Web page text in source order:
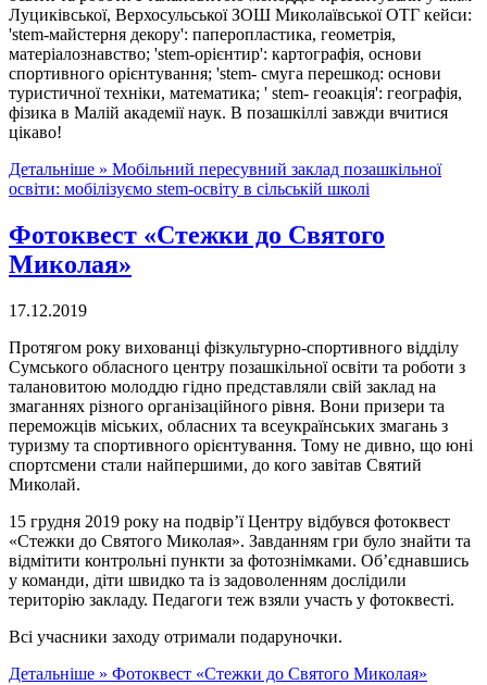
Луциківської, Верхосульської ЗОШ Миколаївської ОТГ кейси:
'stem-майстерня декору': паперопластика, геометрія,
матеріалознавство; 'stem-орієнтир': картографія, основи
спортивного орієнтування; 'stem- смуга перешкод: основи
туристичної техніки, математика; ' stem- геоакція': географія,
фізика в Малій академії наук. В позашкіллі завжди вчитися
цікаво!
Детальніше » Мобільний пересувний заклад позашкільної
освіти: мобілізуємо stem-освіту в сільській школі
Фотоквест «Стежки до Святого
Миколая»
17.12.2019
Протягом року вихованці фізкультурно-спортивного відділу
Сумського обласного центру позашкільної освіти та роботи з
талановитою молоддю гідно представляли свій заклад на
змаганнях різного організаційного рівня. Вони призери та
переможців міських, обласних та всеукраїнських змагань з
туризму та спортивного орієнтування. Тому не дивно, що юні
спортсмени стали найпершими, до кого завітав Святий
Миколай.
15 грудня 2019 року на подвір’ї Центру відбувся фотоквест
«Стежки до Святого Миколая». Завданням гри було знайти та
відмітити контрольні пункти за фотознімками. Об’єднавшись
у команди, діти швидко та із задоволенням дослідили
територію закладу. Педагоги теж взяли участь у фотоквесті.
Всі учасники заходу отримали подаруночки.
Детальніше » Фотоквест «Стежки до Святого Миколая»